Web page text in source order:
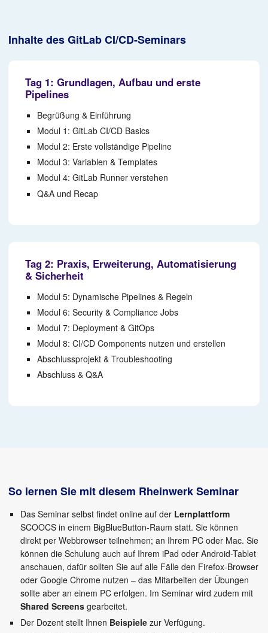
Inhalte des GitLab CI/CD-Seminars
Tag 1: Grundlagen, Aufbau und erste
Pipelines
Begrüßung & Einführung
Modul 1: GitLab CI/CD Basics
Modul 2: Erste vollständige Pipeline
Modul 3: Variablen & Templates
Modul 4: GitLab Runner verstehen
Q&A und Recap
Tag 2: Praxis, Erweiterung, Automatisierung
& Sicherheit
Modul 5: Dynamische Pipelines & Regeln
Modul 6: Security & Compliance Jobs
Modul 7: Deployment & GitOps
Modul 8: CI/CD Components nutzen und erstellen
Abschlussprojekt & Troubleshooting
Abschluss & Q&A
So lernen Sie mit diesem Rheinwerk Seminar
Das Seminar selbst findet online auf der Lernplattform
SCOOCS in einem BigBlueButton-Raum statt. Sie können
direkt per Webbrowser teilnehmen; an Ihrem PC oder Mac. Sie
können die Schulung auch auf Ihrem iPad oder Android-Tablet
anschauen, dafür sollten Sie auf alle Fälle den Firefox-Browser
oder Google Chrome nutzen – das Mitarbeiten der Übungen
sollte aber an einem PC erfolgen. Im Seminar wird zudem mit
Shared Screens gearbeitet.
Der Dozent stellt Ihnen Beispiele zur Verfügung.